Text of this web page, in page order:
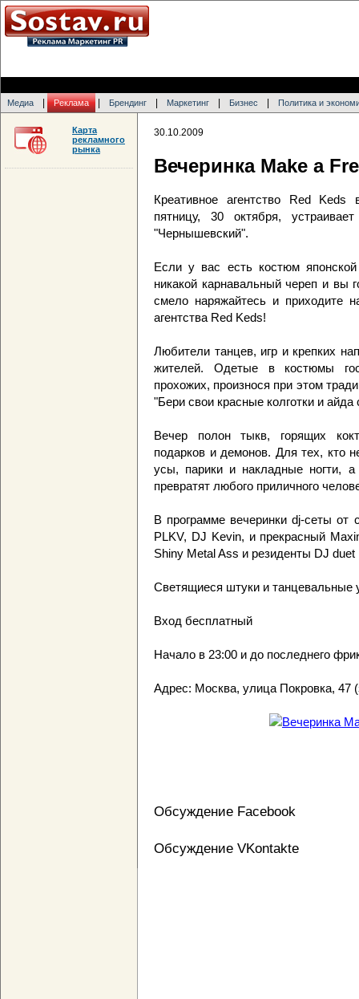
Медиа Реклама Брендинг Маркетинг Бизнес Политика и
30.10.2009
Вечеринка Make a
Креативное агентство Red Keds
пятницу, 30 октября,
"Чернышевский".
Если у вас есть костюм
никакой карнавальный череп и вы
смело наряжайтесь и приходите
агентства Red Keds!
Любители танцев, игр и крепких
жителей. Одетые в костюмы
прохожих, произнося при этом
"Бери свои красные колготки и айда
Вечер полон тыкв, горящих
подарков и демонов. Для тех, кто
усы, парики и накладные ногти,
превратят любого приличного
В программе вечеринки dj-сеты от
PLKV, DJ Kevin, и прекрасный
Shiny Metal Ass и резиденты DJ
Светящиеся штуки и танцевальные
Вход бесплатный
Начало в 23:00 и до последнего
Адрес: Москва, улица Покровка, 47
Обсуждение Facebook
Обсуждение VKontakte
Карта
рекламного
рынка